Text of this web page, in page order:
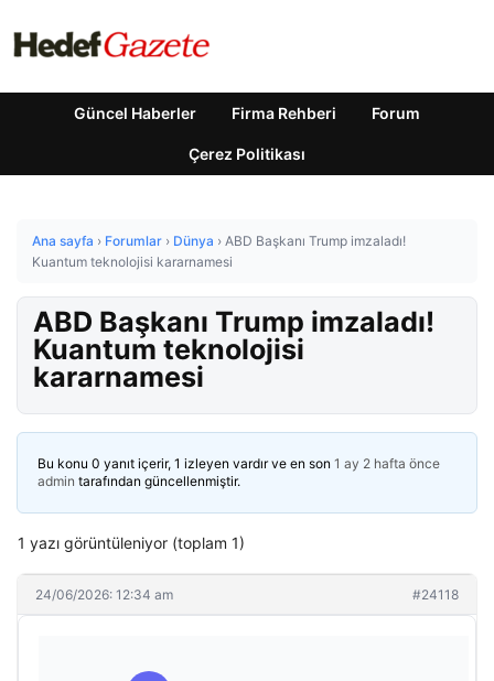
Güncel Haberler Firma Rehberi Forum
Çerez Politikası
Ana sayfa › Forumlar › Dünya › ABD Başkanı Trump imzaladı!
Kuantum teknolojisi kararnamesi
ABD Başkanı Trump imzaladı!
Kuantum teknolojisi
kararnamesi
Bu konu 0 yanıt içerir, 1 izleyen vardır ve en son 1 ay 2 hafta önce
admin tarafından güncellenmiştir.
1 yazı görüntüleniyor (toplam 1)
24/06/2026: 12:34 am #24118